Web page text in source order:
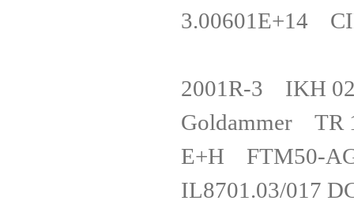
3.00601E+14
2001R-3
Goldammer
E+H FTM50-
IL8701.03/